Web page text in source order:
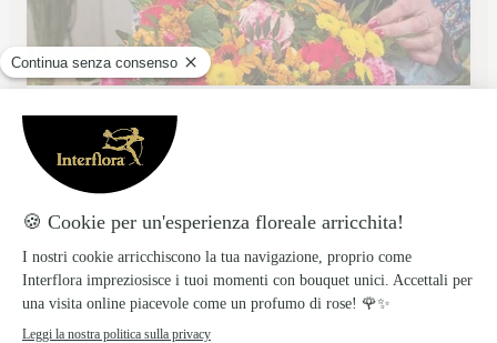
Oro Srls
CREMONA
★★
5 (1)
Vedi il negozio